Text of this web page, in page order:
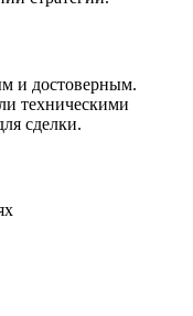
и достоверным.
техническими
сделки.